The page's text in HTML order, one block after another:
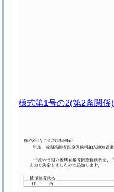
様式第1号の2(第2条関係)